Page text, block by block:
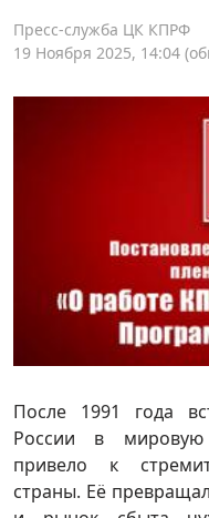
Пресс-служба ЦК КПРФ
19 Ноября 2025, 14:04
После 1991 года
России в мировую
привело к
страны. Её